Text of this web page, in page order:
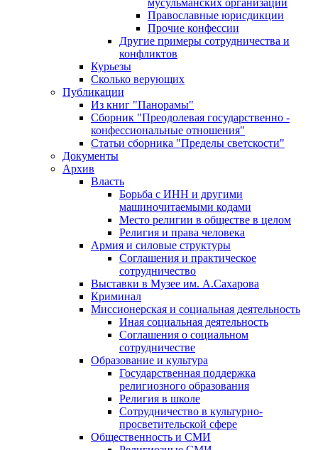
мусульманских организаций
Православные юрисдикции
Прочие конфессии
Другие примеры сотрудничества и
конфликтов
Курьезы
Сколько верующих
Публикации
Из книг "Панорамы"
Сборник "Преодолевая государственно -
конфессиональные отношения"
Статьи сборника "Пределы светскости"
Документы
Архив
Власть
Борьба с ИНН и другими
машиночитаемыми кодами
Место религии в обществе в целом
Религия и права человека
Армия и силовые структуры
Соглашения и практическое
сотрудничество
Выставки в Музее им. А.Сахарова
Криминал
Миссионерская и социальная деятельность
Иная социальная деятельность
Соглашения о социальном
сотрудничестве
Образование и культура
Государственная поддержка
религиозного образования
Религия в школе
Сотрудничество в культурно-
просветительской сфере
Общественность и СМИ